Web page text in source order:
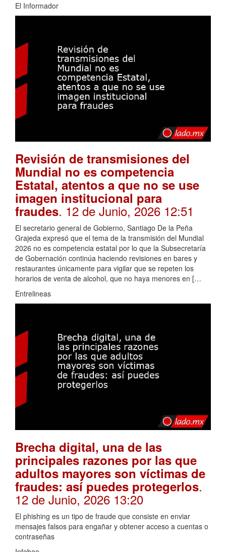
El Informador
Revisión de transmisiones del
Mundial no es competencia
Estatal, atentos a que no se use
imagen institucional para
fraudes. 12 de Junio, 2026 12:51
El secretario general de Gobierno, Santiago De la Peña
Grajeda expresó que el tema de la transmisión del Mundial
2026 no es competencia estatal por lo que la Subsecretaría
de Gobernación continúa haciendo revisiones en bares y
restaurantes únicamente para vigilar que se repeten los
horarios de venta de alcohol, que no haya menores en […
Entrelineas
Brecha digital, una de las
principales razones por las que
adultos mayores son víctimas de
fraudes: así puedes protegerlos.
12 de Junio, 2026 13:20
El phishing es un tipo de fraude que consiste en enviar
mensajes falsos para engañar y obtener acceso a cuentas o
contraseñas